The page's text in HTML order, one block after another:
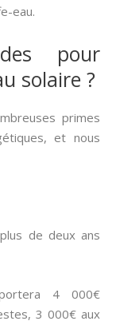
eau.
pour
solaire ?
primes
et nous
de deux ans
4 000€
3 000€ aux